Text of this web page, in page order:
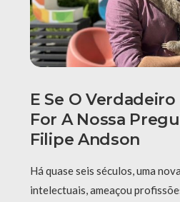
E Se O Verdadeiro
For A Nossa
Filipe Andson
Há quase seis séculos, uma
intelectuais, ameaçou